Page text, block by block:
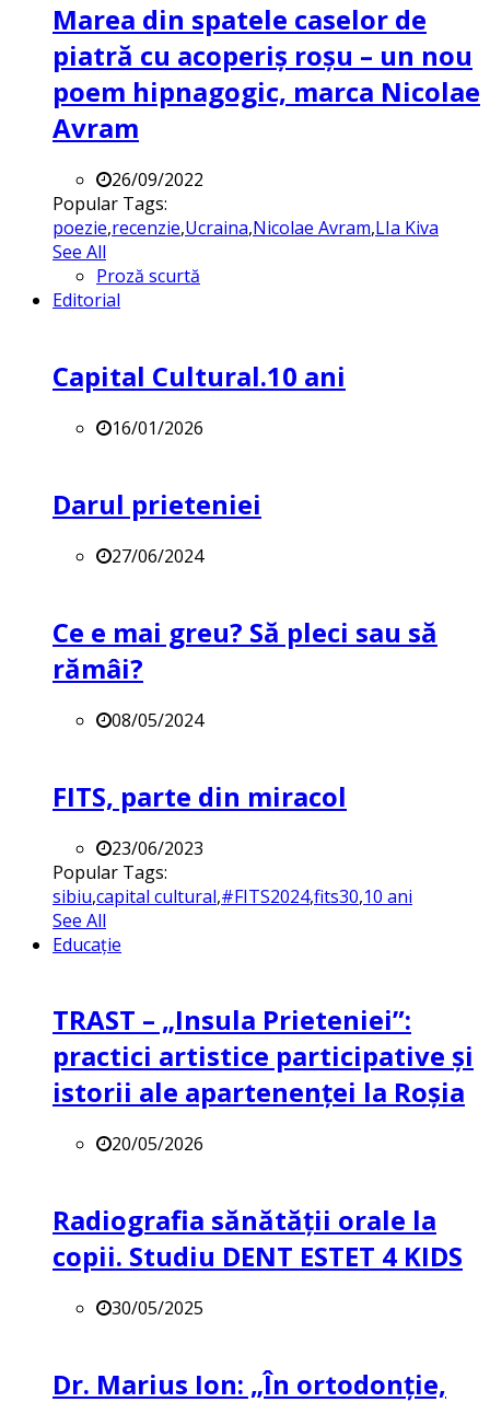
Marea din spatele caselor de
piatră cu acoperiș roșu – un nou
poem hipnagogic, marca Nicolae
Avram
26/09/2022
Popular Tags:
poezie,recenzie,Ucraina,Nicolae Avram,LIa Kiva
See All
Proză scurtă
Editorial
Capital Cultural.10 ani
16/01/2026
Darul prieteniei
27/06/2024
Ce e mai greu? Să pleci sau să
rămâi?
08/05/2024
FITS, parte din miracol
23/06/2023
Popular Tags:
sibiu,capital cultural,#FITS2024,fits30,10 ani
See All
Educație
TRAST – „Insula Prieteniei”:
practici artistice participative și
istorii ale apartenenței la Roșia
20/05/2026
Radiografia sănătății orale la
copii. Studiu DENT ESTET 4 KIDS
30/05/2025
Dr. Marius Ion: „În ortodonție,